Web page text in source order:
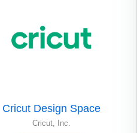
Cricut Design Space
Cricut, Inc.